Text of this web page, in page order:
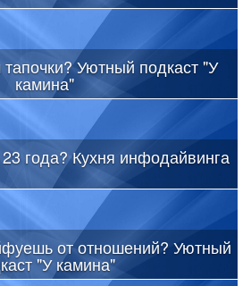
Уютный подкаст "У
камина"
года? Кухня инфодайвинга
от отношений? Уютный
"У камина"